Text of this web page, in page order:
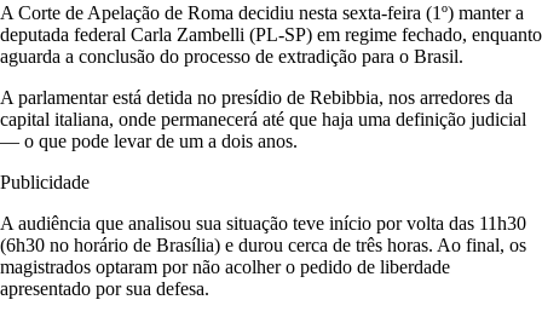
A Corte de Apelação de Roma decidiu nesta sexta-feira (1º) manter a
deputada federal Carla Zambelli (PL-SP) em regime fechado, enquanto
aguarda a conclusão do processo de extradição para o Brasil.
A parlamentar está detida no presídio de Rebibbia, nos arredores da
capital italiana, onde permanecerá até que haja uma definição judicial
— o que pode levar de um a dois anos.
Publicidade
A audiência que analisou sua situação teve início por volta das 11h30
(6h30 no horário de Brasília) e durou cerca de três horas. Ao final, os
magistrados optaram por não acolher o pedido de liberdade
apresentado por sua defesa.